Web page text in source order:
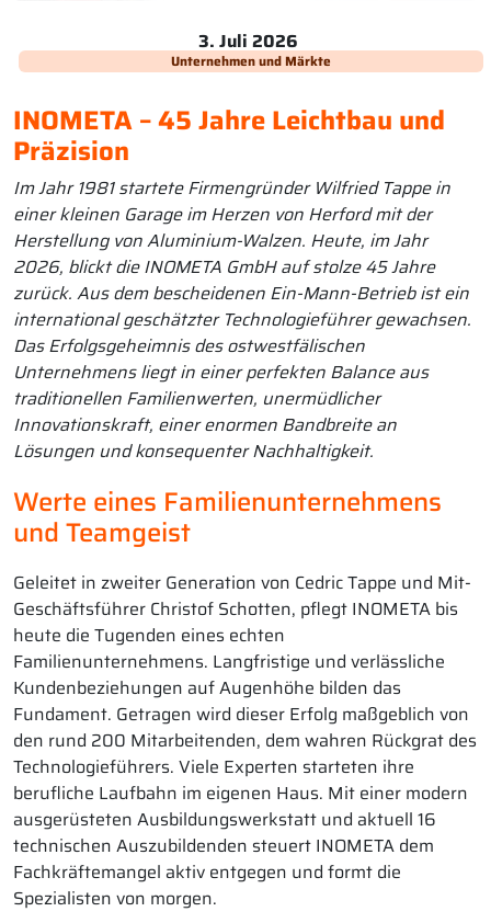
3. Juli 2026
Unternehmen und Märkte
INOMETA – 45 Jahre Leichtbau und
Präzision
Im Jahr 1981 startete Firmengründer Wilfried Tappe in
einer kleinen Garage im Herzen von Herford mit der
Herstellung von Aluminium-Walzen. Heute, im Jahr
2026, blickt die INOMETA GmbH auf stolze 45 Jahre
zurück. Aus dem bescheidenen Ein-Mann-Betrieb ist ein
international geschätzter Technologieführer gewachsen.
Das Erfolgsgeheimnis des ostwestfälischen
Unternehmens liegt in einer perfekten Balance aus
traditionellen Familienwerten, unermüdlicher
Innovationskraft, einer enormen Bandbreite an
Lösungen und konsequenter Nachhaltigkeit.
Werte eines Familienunternehmens
und Teamgeist
Geleitet in zweiter Generation von Cedric Tappe und Mit-
Geschäftsführer Christof Schotten, pflegt INOMETA bis
heute die Tugenden eines echten
Familienunternehmens. Langfristige und verlässliche
Kundenbeziehungen auf Augenhöhe bilden das
Fundament. Getragen wird dieser Erfolg maßgeblich von
den rund 200 Mitarbeitenden, dem wahren Rückgrat des
Technologieführers. Viele Experten starteten ihre
berufliche Laufbahn im eigenen Haus. Mit einer modern
ausgerüsteten Ausbildungswerkstatt und aktuell 16
technischen Auszubildenden steuert INOMETA dem
Fachkräftemangel aktiv entgegen und formt die
Spezialisten von morgen.